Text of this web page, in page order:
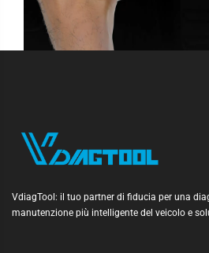
VdiagTool: il tuo partner di fiducia per una
manutenzione più intelligente del veicolo e